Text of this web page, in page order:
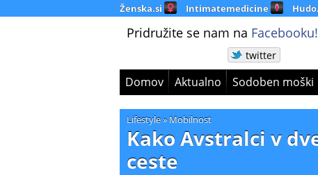
Ženska.si Intimatemedicine
Pridružite se nam na Facebooku!
twitter
Domov Aktualno Sodoben moški
Lifestyle» Mobilnost
Kako Avstralci v
ceste